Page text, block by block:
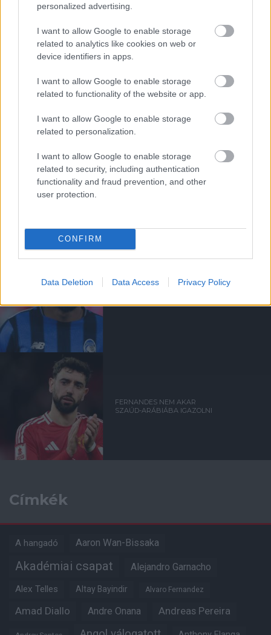
personalized advertising.
I want to allow Google to enable storage
related to analytics like cookies on web or
device identifiers in apps.
I want to allow Google to enable storage
related to functionality of the website or app.
I want to allow Google to enable storage
related to personalization.
I want to allow Google to enable storage
related to security, including authentication
functionality and fraud prevention, and other
user protection.
CONFIRM
Data Deletion Data Access Privacy Policy
PLETYKÁK, ÁTIGAZOLÁSOK
TÁRGYALÁSOKAT FOLYTAT A
UNITED TIELEMANSRÓL
ANDREY SANTOSRÓL
EDERSON VÉTELÁRÁBAN
FERNANDES NEM AKAR
SZAÚD-ARÁBIÁBA IGAZOLNI
Címkék
A hangadó Aaron Wan-Bissaka
Akadémiai csapat Alejandro Garnacho
Alex Telles Altay Bayindir Alvaro Fernandez
Amad Diallo Andre Onana Andreas Pereira